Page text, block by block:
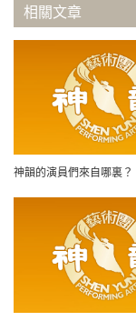
相關文章
神韻的演員們來自哪裏？